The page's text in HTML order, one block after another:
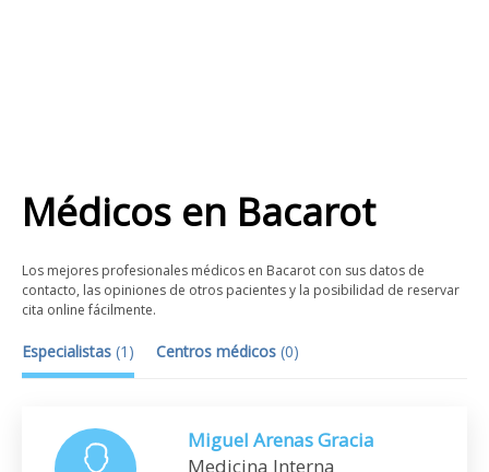
Médicos en Bacarot
Los mejores profesionales médicos en Bacarot con sus datos de
contacto, las opiniones de otros pacientes y la posibilidad de reservar
cita online fácilmente.
Especialistas (1 ) Centros médicos (0)
Miguel Arenas Gracia
Medicina Interna